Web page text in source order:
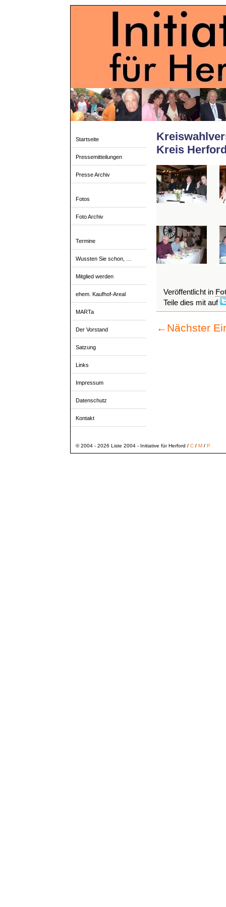
Startseite
Pressemitteilungen
Presse Archiv
Fotos
Foto Archiv
Termine
Wussten Sie schon, …
Mitglied werden
ehem. Kaufhof-Areal
MARTa
Der Vorstand
Satzung
Links
Impressum
Datenschutz
Kontakt
Kreis
Veröffentlicht in
Teile dies mit auf
← Nächster
© 2004 - 2026 Liste 2004 - Initiative für Herford / C/ M/ P